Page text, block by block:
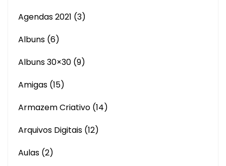
Agendas 2021 (3)
Albuns (6)
Albuns 30×30 (9)
Amigas (15)
Armazem Criativo (14)
Arquivos Digitais (12)
Aulas (2)